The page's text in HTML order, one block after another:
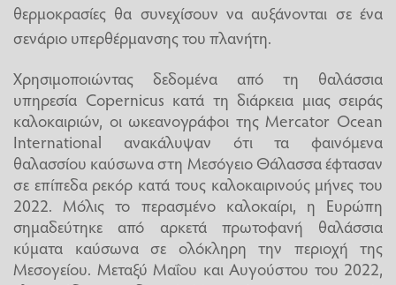
θερμοκρασίες θα συνεχίσουν να αυξάνονται σε ένα
σενάριο υπερθέρμανσης του πλανήτη.
Χρησιμοποιώντας δεδομένα από τη θαλάσσια
υπηρεσία Copernicus κατά τη διάρκεια μιας σειράς
καλοκαιριών, οι ωκεανογράφοι της Mercator Ocean
International ανακάλυψαν ότι τα φαινόμενα
θαλασσίου καύσωνα στη Μεσόγειο Θάλασσα έφτασαν
σε επίπεδα ρεκόρ κατά τους καλοκαιρινούς μήνες του
2022. Μόλις το περασμένο καλοκαίρι, η Ευρώπη
σημαδεύτηκε από αρκετά πρωτοφανή θαλάσσια
κύματα καύσωνα σε ολόκληρη την περιοχή της
Μεσογείου. Μεταξύ Μαΐου και Αυγούστου του 2022,